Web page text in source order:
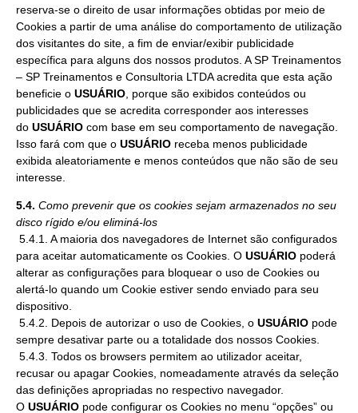
reserva-se o direito de usar informações obtidas por meio de
Cookies a partir de uma análise do comportamento de utilização
dos visitantes do site, a fim de enviar/exibir publicidade
específica para alguns dos nossos produtos. A SP Treinamentos
– SP Treinamentos e Consultoria LTDA acredita que esta ação
beneficie o USUÁRIO , porque são exibidos conteúdos ou
publicidades que se acredita corresponder aos interesses
do USUÁRIO com base em seu comportamento de navegação.
Isso fará com que o USUÁRIO receba menos publicidade
exibida aleatoriamente e menos conteúdos que não são de seu
interesse.
5.4. Como prevenir que os cookies sejam armazenados no seu
disco rígido e/ou eliminá-los
5.4.1. A maioria dos navegadores de Internet são configurados
para aceitar automaticamente os Cookies. O USUÁRIO poderá
alterar as configurações para bloquear o uso de Cookies ou
alertá-lo quando um Cookie estiver sendo enviado para seu
dispositivo.
5.4.2. Depois de autorizar o uso de Cookies, o USUÁRIO pode
sempre desativar parte ou a totalidade dos nossos Cookies.
5.4.3. Todos os browsers permitem ao utilizador aceitar,
recusar ou apagar Cookies, nomeadamente através da seleção
das definições apropriadas no respectivo navegador.
O USUÁRIO pode configurar os Cookies no menu “opções” ou